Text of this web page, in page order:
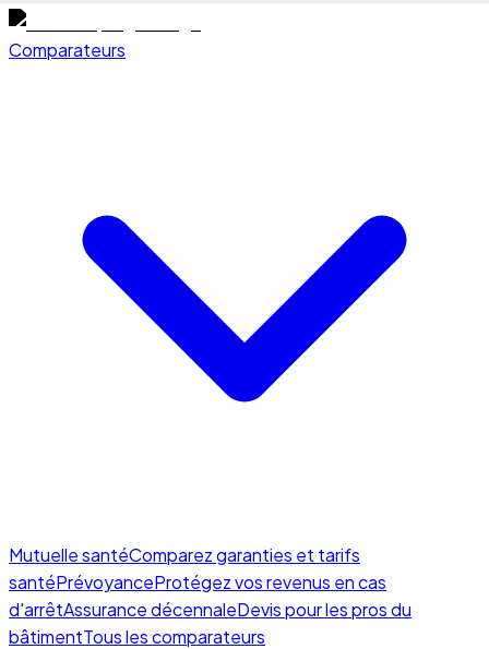
Comparateurs
Mutuelle santéComparez garanties et tarifs
santéPrévoyanceProtégez vos revenus en cas
d'arrêtAssurance décennaleDevis pour les pros du
bâtimentTous les comparateurs